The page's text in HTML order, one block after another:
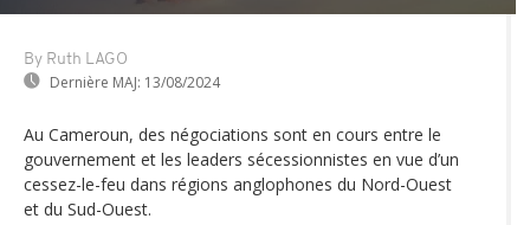
By Ruth LAGO
Dernière MAJ: 13/08/2024
Au Cameroun, des négociations sont en cours entre le
gouvernement et les leaders sécessionnistes en vue d’un
cessez-le-feu dans régions anglophones du Nord-Ouest
et du Sud-Ouest.